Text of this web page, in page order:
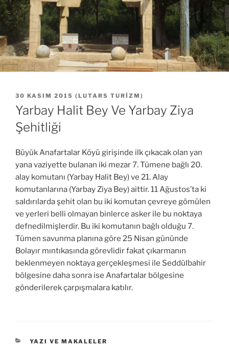
YAYIM
TARIHI
30 KASIM 2015 ( LUTARS TURIZM )
Yarbay Halit Bey Ve Yarbay Ziya
Şehitliği
Büyük Anafartalar Köyü girişinde ilk çıkacak olan yan
yana vaziyette bulanan iki mezar 7. Tümene bağlı 20.
alay komutanı (Yarbay Halit Bey) ve 21. Alay
komutanlarına (Yarbay Ziya Bey) aittir. 11 Ağustos’ta ki
saldırılarda şehit olan bu iki komutan çevreye gömülen
ve yerleri belli olmayan binlerce asker ile bu noktaya
defnedilmişlerdir. Bu iki komutanın bağlı olduğu 7.
Tümen savunma planına göre 25 Nisan gününde
Bolayır mıntıkasında görevlidir fakat çıkarmanın
beklenmeyen noktaya gerçekleşmesi ile Seddülbahir
bölgesine daha sonra ise Anafartalar bölgesine
gönderilerek çarpışmalara katılır.
KATEGORILER
YAZI VE MAKALELER